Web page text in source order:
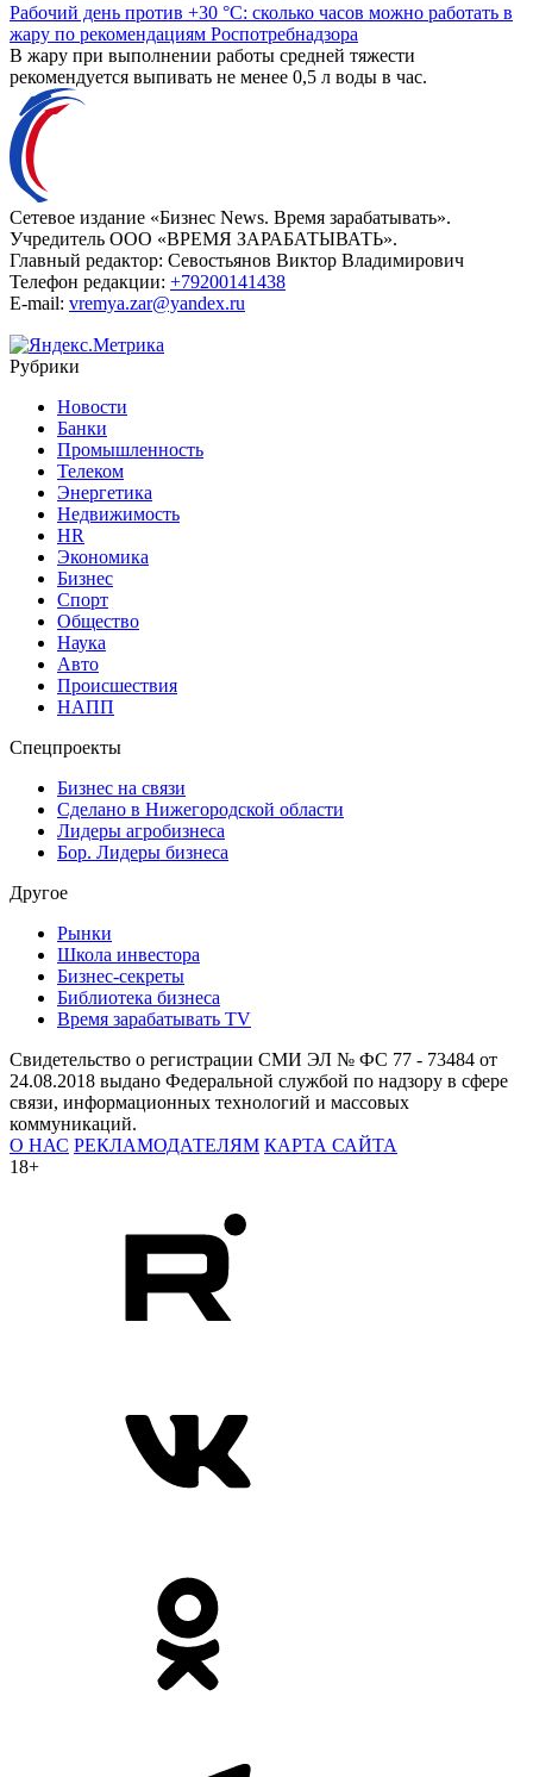
Рабочий день против +30 °C: сколько часов можно работать в
жару по рекомендациям Роспотребнадзора
В жару при выполнении работы средней тяжести
рекомендуется выпивать не менее 0,5 л воды в час.
Сетевое издание «Бизнес News. Время зарабатывать».
Учредитель ООО «ВРЕМЯ ЗАРАБАТЫВАТЬ».
Главный редактор: Севостьянов Виктор Владимирович
Телефон редакции: +79200141438
E-mail: vremya.zar@yandex.ru
Рубрики
Новости
Банки
Промышленность
Телеком
Энергетика
Недвижимость
HR
Экономика
Бизнес
Спорт
Общество
Наука
Авто
Происшествия
НАПП
Спецпроекты
Бизнес на связи
Сделано в Нижегородской области
Лидеры агробизнеса
Бор. Лидеры бизнеса
Другое
Рынки
Школа инвестора
Бизнес-секреты
Библиотека бизнеса
Время зарабатывать TV
Свидетельство о регистрации СМИ ЭЛ № ФС 77 - 73484 от
24.08.2018 выдано Федеральной службой по надзору в сфере
связи, информационных технологий и массовых
коммуникаций.
О НАС РЕКЛАМОДАТЕЛЯМ КАРТА САЙТА
18+